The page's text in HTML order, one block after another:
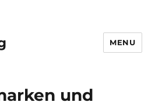
MENU
und